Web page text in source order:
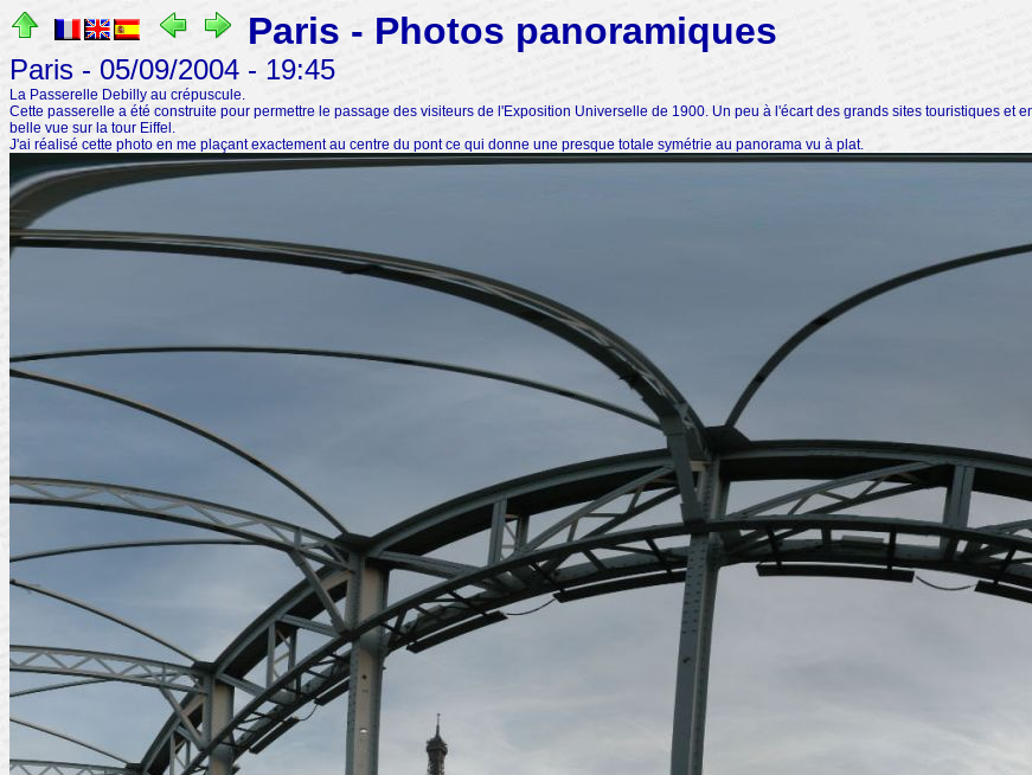
Paris - Photos panoramiques
Paris - 05/09/2004 - 19:45
La Passerelle Debilly au crépuscule.
Cette passerelle a été construite pour permettre le passage des visiteurs de l'Exposition Universelle de 1900. Un peu à l'écart des grands sites touristiques et
belle vue sur la tour Eiffel.
J'ai réalisé cette photo en me plaçant exactement au centre du pont ce qui donne une presque totale symétrie au panorama vu à plat.